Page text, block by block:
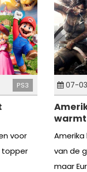
PS3
voor
topper
07-
warmt
van de
maar